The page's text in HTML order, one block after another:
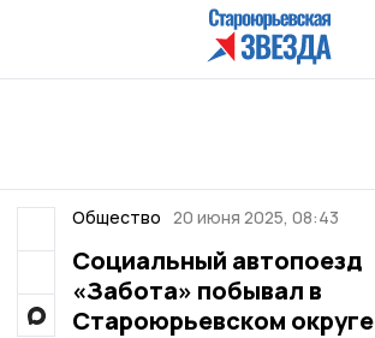
Общество 20 июня 2025, 08:43
Социальный автопоезд
«Забота» побывал в
Староюрьевском округе